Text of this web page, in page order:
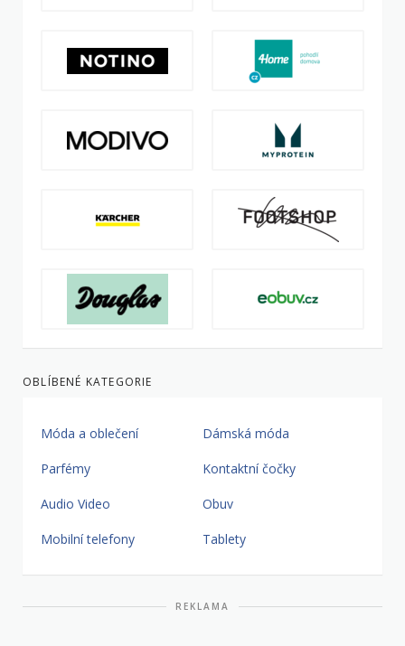
OBLÍBENÉ KATEGORIE
Móda a oblečení Dámská móda
Parfémy Kontaktní čočky
Audio Video Obuv
Mobilní telefony Tablety
REKLAMA